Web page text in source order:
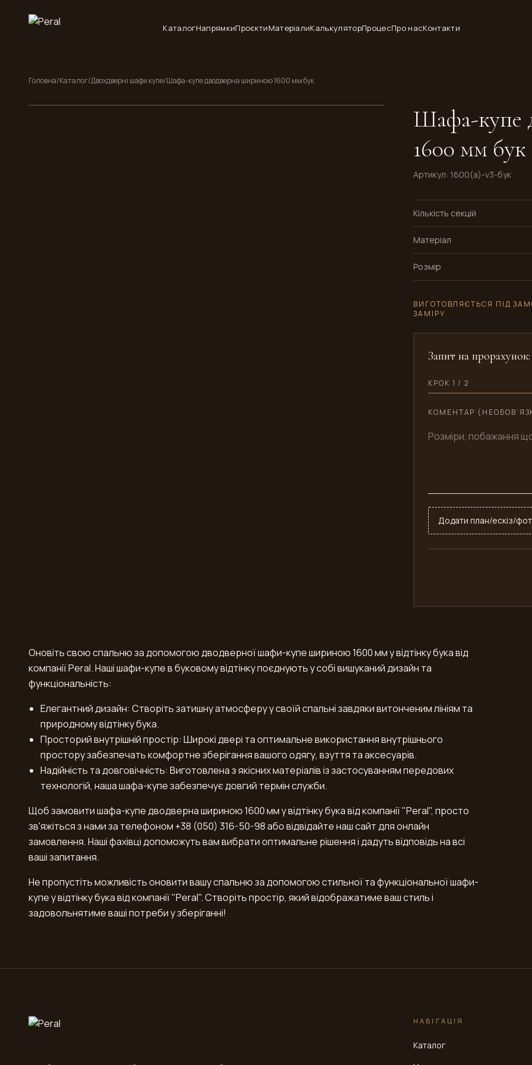
КаталогНапрямкиПроєктиМатеріалиКалькуляторПроцесПро насКонтакти
Головна/Каталог/Двохдверні шафи купе/Шафа-купе дводверна шириною 1600 мм бук
Шафа-купе
1600 мм бук
Артикул: 1600(a)-v3-бук
Кількість секцій
Матеріал
Розмір
ВИГОТОВЛЯЄТЬСЯ ПІД
ЗАМІРУ
Запит на
КРОК 1 / 2
КОМЕНТАР
Додати план/ескіз/
Оновіть свою спальню за допомогою дводверної шафи-купе шириною 1600 мм у відтінку бука від
компанії Peral. Наші шафи-купе в буковому відтінку поєднують у собі вишуканий дизайн та
функціональність:
Елегантний дизайн: Створіть затишну атмосферу у своїй спальні завдяки витонченим лініям та
природному відтінку бука.
Просторий внутрішній простір: Широкі двері та оптимальне використання внутрішнього
простору забезпечать комфортне зберігання вашого одягу, взуття та аксесуарів.
Надійність та довговічність: Виготовлена з якісних матеріалів із застосуванням передових
технологій, наша шафа-купе забезпечує довгий термін служби.
Щоб замовити шафа-купе дводверна шириною 1600 мм у відтінку бука від компанії "Peral", просто
зв'яжіться з нами за телефоном +38 (050) 316-50-98 або відвідайте наш сайт для онлайн
замовлення. Наші фахівці допоможуть вам вибрати оптимальне рішення і дадуть відповідь на всі
ваші запитання.
Не пропустіть можливість оновити вашу спальню за допомогою стильної та функціональної шафи-
купе у відтінку бука від компанії "Peral". Створіть простір, який відображатиме ваш стиль і
задовольнятиме ваші потреби у зберіганні!
НАВІГАЦІЯ
Каталог